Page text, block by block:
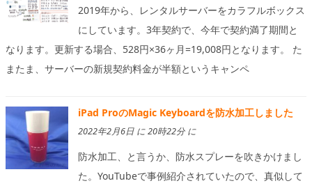
2019年から、レンタルサーバーをカラフルボックス
にしています。3年契約で、今年で契約満了期間と
なります。更新する場合、528円×36ヶ月=19,008円となります。 た
またま、サーバーの新規契約料金が半額というキャンペ
iPad ProのMagic Keyboardを防水加工しました
2022年2月6日 に 20時22分 に
防水加工、と言うか、防水スプレーを吹きかけまし
た。YouTubeで事例紹介されていたので、真似して